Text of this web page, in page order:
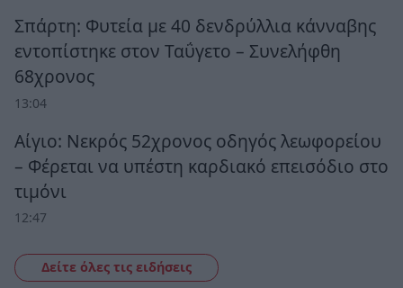
Σπάρτη: Φυτεία με 40 δενδρύλλια κάνναβης
εντοπίστηκε στον Ταΰγετο – Συνελήφθη
68χρονος
13:04
Αίγιο: Νεκρός 52χρονος οδηγός λεωφορείου
– Φέρεται να υπέστη καρδιακό επεισόδιο στο
τιμόνι
12:47
Δείτε όλες τις ειδήσεις